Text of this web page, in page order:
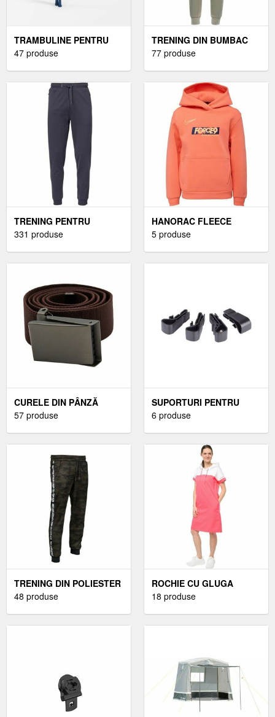
TRAMBULINE PENTRU
COPII
47 produse
TRENING DIN BUMBAC
PENTRU BARBATI
77 produse
TRENING PENTRU
BARBATI
331 produse
HANORAC FLEECE
PENTRU COPII
5 produse
CURELE DIN PÂNZĂ
PENTRU BĂRBAȚI
57 produse
SUPORTURI PENTRU
LANTERNE FRONTALE
6 produse
TRENING DIN POLIESTER
PENTRU BARBATI
48 produse
ROCHIE CU GLUGA
PENTRU FEMEI
18 produse